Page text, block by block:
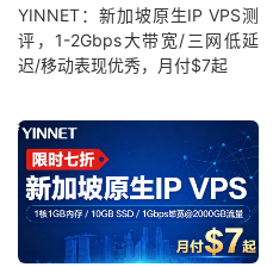
YINNET：新加坡原生IP VPS测
评，1-2Gbps大带宽/三网低延
迟/移动表现优秀，月付$7起